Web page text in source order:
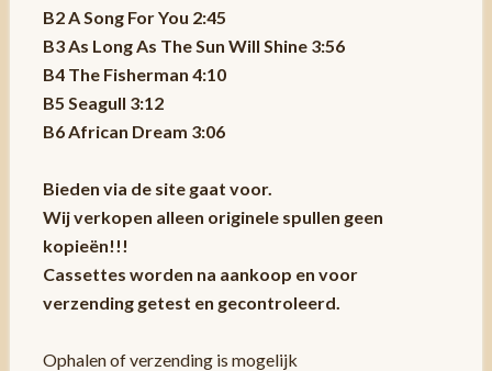
B2 A Song For You 2:45
B3 As Long As The Sun Will Shine 3:56
B4 The Fisherman 4:10
B5 Seagull 3:12
B6 African Dream 3:06
Bieden via de site gaat voor.
Wij verkopen alleen originele spullen geen
kopieën!!!
Cassettes worden na aankoop en voor
verzending getest en gecontroleerd.
Ophalen of verzending is mogelijk